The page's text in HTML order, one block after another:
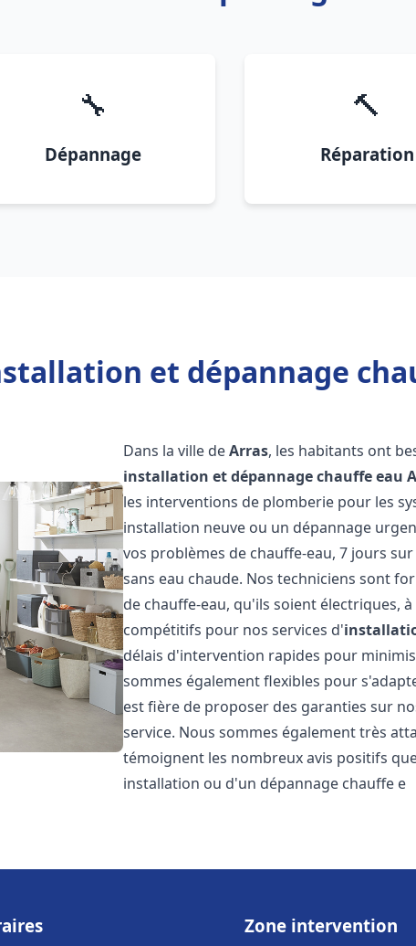
🔧
Dépannage
🔨
Réparation
et dépannage
Dans la ville deArras, les habitants ont
installation et dépannage chauffe eau
les interventions de plomberie pour les
installation neuve ou un dépannage
vos problèmes de chauffe-eau, 7 jours
sans eau chaude. Nos techniciens sont
de chauffe-eau, qu'ils soient électriques,
compétitifs pour nos services d'
délais d'intervention rapides pour
sommes également flexibles pour
est fière de proposer des garanties sur
service. Nous sommes également très
témoignent les nombreux avis positifs
installation ou d'un dépannage chauffe e
Zone intervention